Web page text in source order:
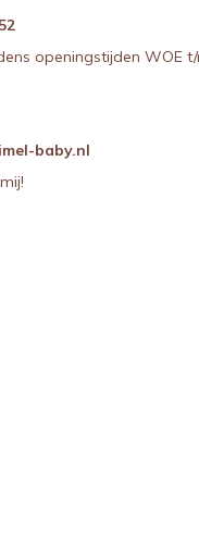
openingstijden WOE t/
baby.nl